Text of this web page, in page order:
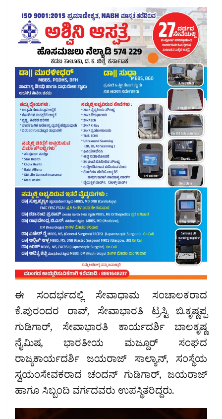
ಈ ಸಂದರ್ಭದಲ್ಲಿ ಸೇವಾಧಾಮ ಸಂಚಾಲಕರಾದ
ಕೆ.ಪುರಂದರ ರಾವ್, ಸೇವಾಭಾರತಿ ಟ್ರಸ್ಟಿ ಬಿ.ಕೃಷ್ಣಪ್ಪ
ಗುಡಿಗಾರ್, ಸೇವಾಭಾರತಿ ಕಾರ್ಯದರ್ಶಿ ಬಾಲಕೃಷ್ಣ
ನೈಮಿಷ, ಭಾರತೀಯ ಮಜ್ದೂರ್ ಸಂಘದ
ರಾಜ್ಯಕಾರ್ಯದರ್ಶಿ ಜಯರಾಜ್ ಸಾಲ್ಯಾನ್, ಸಂಸ್ಥೆಯ
ಸ್ವಯಂಸೇವಕರಾದ ಚಂದನ್ ಗುಡಿಗಾರ್, ಜಯರಾಜ್
ಹಾಗೂ ಸಿಬ್ಬಂದಿ ವರ್ಗದವರು ಉಪಸ್ಥಿತರಿದ್ದರು.